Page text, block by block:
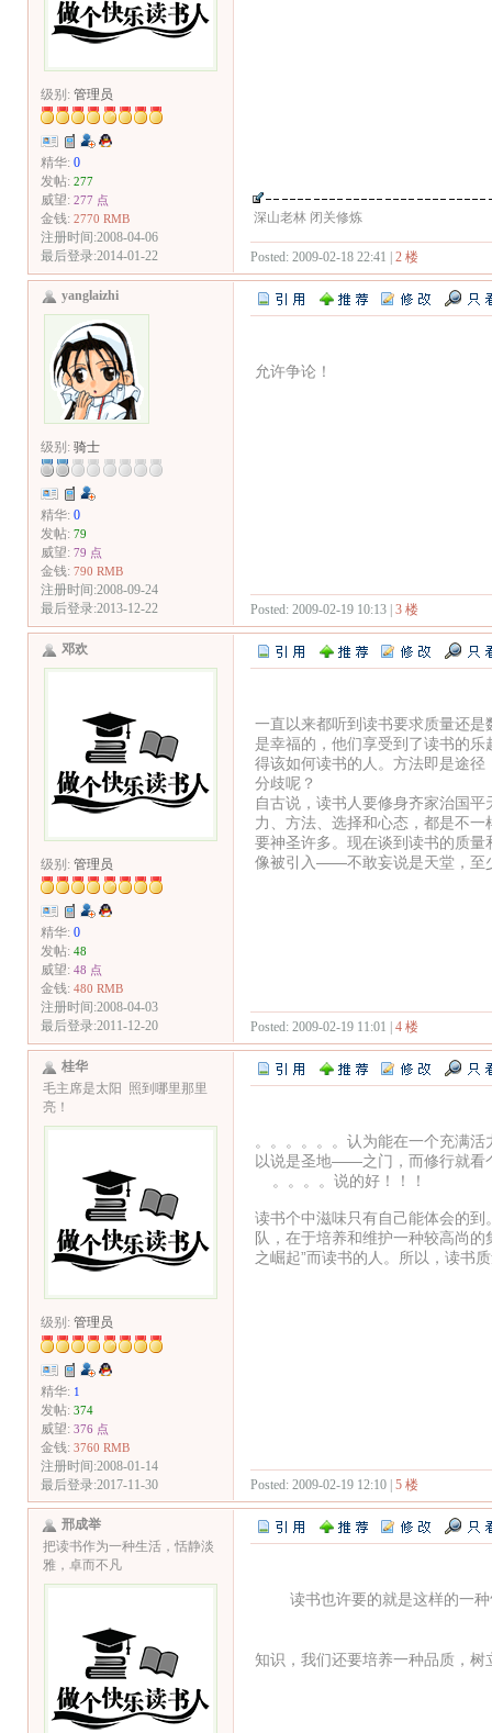
级别: 管理员
精华: 0
发帖: 277
威望: 277 点
金钱: 2770 RMB
注册时间:2008-04-06
最后登录:2014-01-22
深山老林 闭关修炼
Posted: 2009-02-18 22:41 | 2 楼
yanglaizhi
级别: 骑士
精华: 0
发帖: 79
威望: 79 点
金钱: 790 RMB
注册时间:2008-09-24
最后登录:2013-12-22
允许争论！
Posted: 2009-02-19 10:13 | 3 楼
邓欢
级别: 管理员
精华: 0
发帖: 48
威望: 48 点
金钱: 480 RMB
注册时间:2008-04-03
最后登录:2011-12-20
一直以来都听到读书要求质量还
是幸福的，他们享受到了读书的
得该如何读书的人。方法即是途
分歧呢？
自古说，读书人要修身齐家治国
力、方法、选择和心态，都是不
要神圣许多。现在谈到读书的质
像被引入——不敢妄说是天堂，至
Posted: 2009-02-19 11:01 | 4 楼
桂华
毛主席是太阳 照到哪里那里
亮！
级别: 管理员
精华: 1
发帖: 374
威望: 376 点
金钱: 3760 RMB
注册时间:2008-01-14
最后登录:2017-11-30
。。。。。。认为能在一个充满
以说是圣地——之门，而修行就看
。。。。说的好！！！
读书个中滋味只有自己能体会的
队，在于培养和维护一种较高尚
之崛起”而读书的人。所以，读书
Posted: 2009-02-19 12:10 | 5 楼
邢成举
把读书作为一种生活，恬静淡
雅，卓而不凡
读书也许要的就是这样的一种
知识，我们还要培养一种品质，